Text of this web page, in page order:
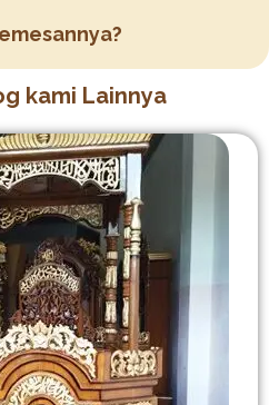
kami Lainnya